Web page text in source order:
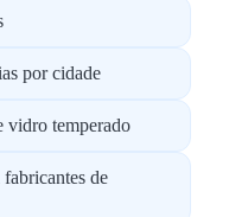
por cidade
vidro temperado
de